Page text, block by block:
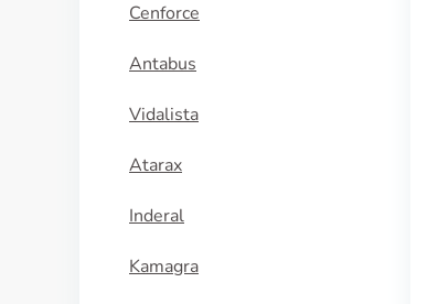
Cenforce
Antabus
Vidalista
Atarax
Inderal
Kamagra